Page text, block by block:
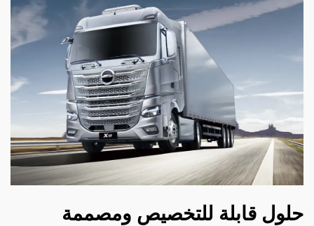
حلول قابلة للتخصيص ومصممة